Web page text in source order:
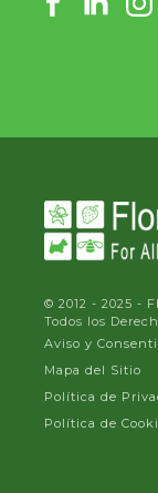
© 2012 - 2025 -
Todos los
Aviso y
Mapa del Sitio
Política de
Política de